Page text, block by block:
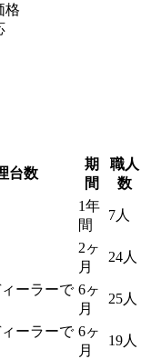
格
台数
期
間
職人
数
1年
間
7人
2ヶ
月
24人
ーラーで 6ヶ
月
25人
ーラーで 6ヶ
月
19人